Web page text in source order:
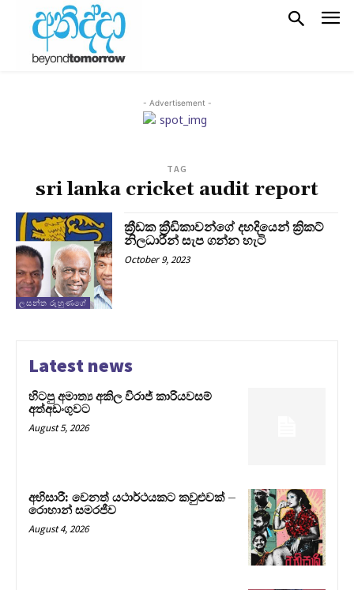
- Advertisement -
TAG
sri lanka cricket audit report
ලසන්ත රුහුණගේ
ක්‍රීඩක ක්‍රීඩිකාවන්ගේ දහදියෙන් ක්‍රිකට්
නිලධාරීන් සැප ගන්න හැටි
October 9, 2023
Latest news
හිටපු අමාත්‍ය අකිල විරාජ් කාරියවසම්
අත්අඩංගුවට
August 5, 2026
අභිසාරී: වෙනත් යථාර්ථයකට කවුළුවක් –
රොහාන් සමරජීව
August 4, 2026